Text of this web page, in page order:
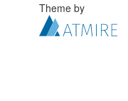
Theme by